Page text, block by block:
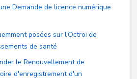
Demande de licence numérique
posées sur l’Octroi de
de santé
le Renouvellement de
d'enregistrement d'un